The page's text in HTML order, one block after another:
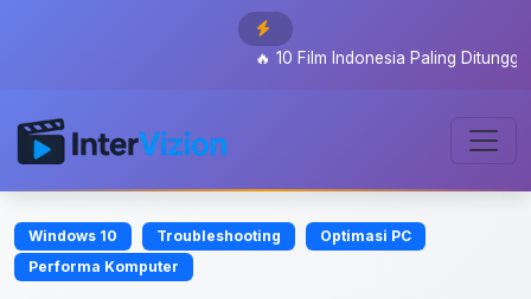
10 Film Indonesia Paling Ditunggu
Windows 10 Troubleshooting
Optimasi PC
Performa Komputer